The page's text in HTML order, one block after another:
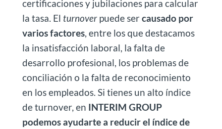
certificaciones y jubilaciones para calcular
la tasa. El turnoverpuede sercausado por
varios factores, entre los que destacamos
la insatisfacción laboral, la falta de
desarrollo profesional, los problemas de
conciliación o la falta de reconocimiento
en los empleados. Si tienes un alto índice
de turnover, en INTERIM GROUP
podemos ayudarte a reducir el índice de